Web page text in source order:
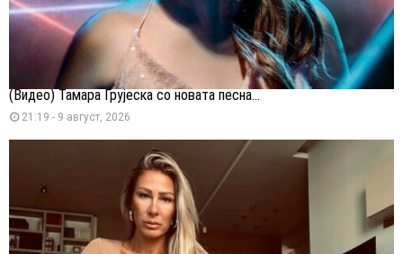
(Видео) Тамара Грујеска со новата песна...
21:19 - 9 август, 2026